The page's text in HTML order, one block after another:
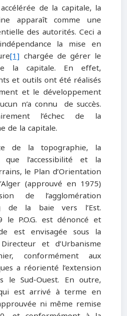
de la capitale, la
apparaît comme une
des autorités. Ceci a
la mise en
[1] chargée de gérer le
la capitale. En effet,
et outils ont été réalisés
et le développement
n’a connu de succès.
l’échec de la
de la capitale.
de la topographie, la
l’accessibilité et la
le Plan d’Orientation
(approuvé en 1975)
de l’agglomération
de la baie vers l’Est.
le P.O.G. est dénoncé et
est envisagée sous la
et d’Urbanisme
conformément aux
a réorienté l’extension
le Sud-Ouest. En outre,
qui est arrivé à terme en
ni même remise